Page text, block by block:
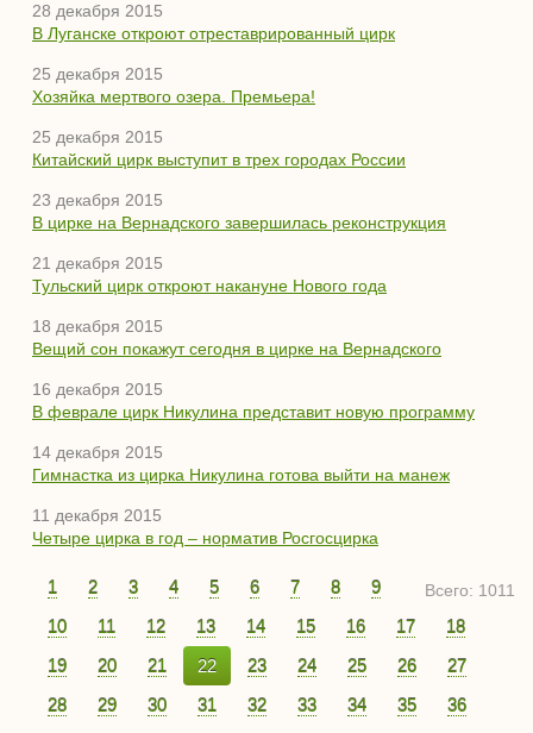
28 декабря 2015
В Луганске откроют отреставрированный цирк
25 декабря 2015
Хозяйка мертвого озера. Премьера!
25 декабря 2015
Китайский цирк выступит в трех городах России
23 декабря 2015
В цирке на Вернадского завершилась реконструкция
21 декабря 2015
Тульский цирк откроют накануне Нового года
18 декабря 2015
Вещий сон покажут сегодня в цирке на Вернадского
16 декабря 2015
В феврале цирк Никулина представит новую программу
14 декабря 2015
Гимнастка из цирка Никулина готова выйти на манеж
11 декабря 2015
Четыре цирка в год – норматив Росгосцирка
Всего: 1011
1 2 3 4 5 6 7 8
9
10
11 12 13 14 15 16 17
18
19
20 21 22 23 24 25 26
27
28
29 30 31 32 33 34 35
36